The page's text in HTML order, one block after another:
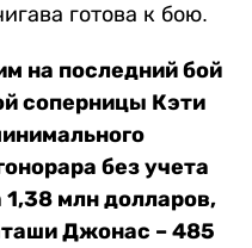
готова к бою.
на последний бой
соперницы Кэти
без учета
млн долларов,
Джонас – 485